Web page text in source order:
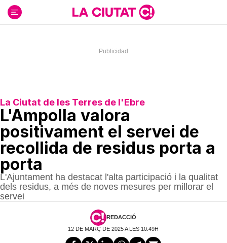
contenido
La Ciutat de les Terres de l'Ebre
L'Ampolla valora
positivament el servei de
recollida de residus porta a
porta
L'Ajuntament ha destacat l'alta participació i la qualitat
dels residus, a més de noves mesures per millorar el
servei
REDACCIÓ
12 DE MARÇ DE 2025 A LES 10:49H